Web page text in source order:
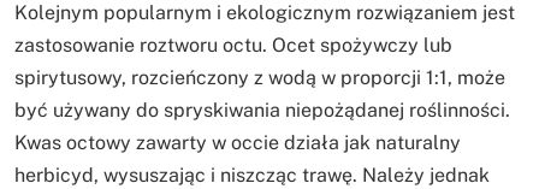
Kolejnym popularnym i ekologicznym rozwiązaniem jest
zastosowanie roztworu octu. Ocet spożywczy lub
spirytusowy, rozcieńczony z wodą w proporcji 1:1, może
być używany do spryskiwania niepożądanej roślinności.
Kwas octowy zawarty w occie działa jak naturalny
herbicyd, wysuszając i niszcząc trawę. Należy jednak